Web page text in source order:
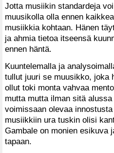
Jotta musiikin standardeja
muusikolla olla ennen
musiikkia kohtaan. Hänen
ja ahmia tietoa itseensä
ennen häntä.
Kuuntelemalla ja
tullut juuri se muusikko, joka
ollut toki monta vahvaa
mutta mutta ilman sitä
voimissaan olevaa
musiikkiin ura tuskin olisi
Gambale on monien esikuva
tapaan.